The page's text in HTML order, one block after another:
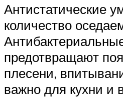
Антистатические
количество
предотвращают
плесени,
важно для кухни и